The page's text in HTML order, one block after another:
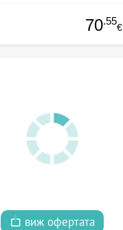
70.55
€
виж офертата